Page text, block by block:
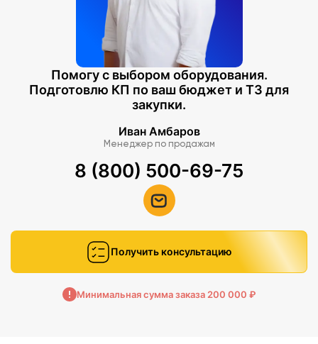
Помогу с выбором оборудования.
Подготовлю КП по ваш бюджет и ТЗ для
закупки.
Иван Амбаров
Менеджер по продажам
8 (800) 500-69-75
Получить консультацию
Минимальная сумма заказа 200 000 ₽